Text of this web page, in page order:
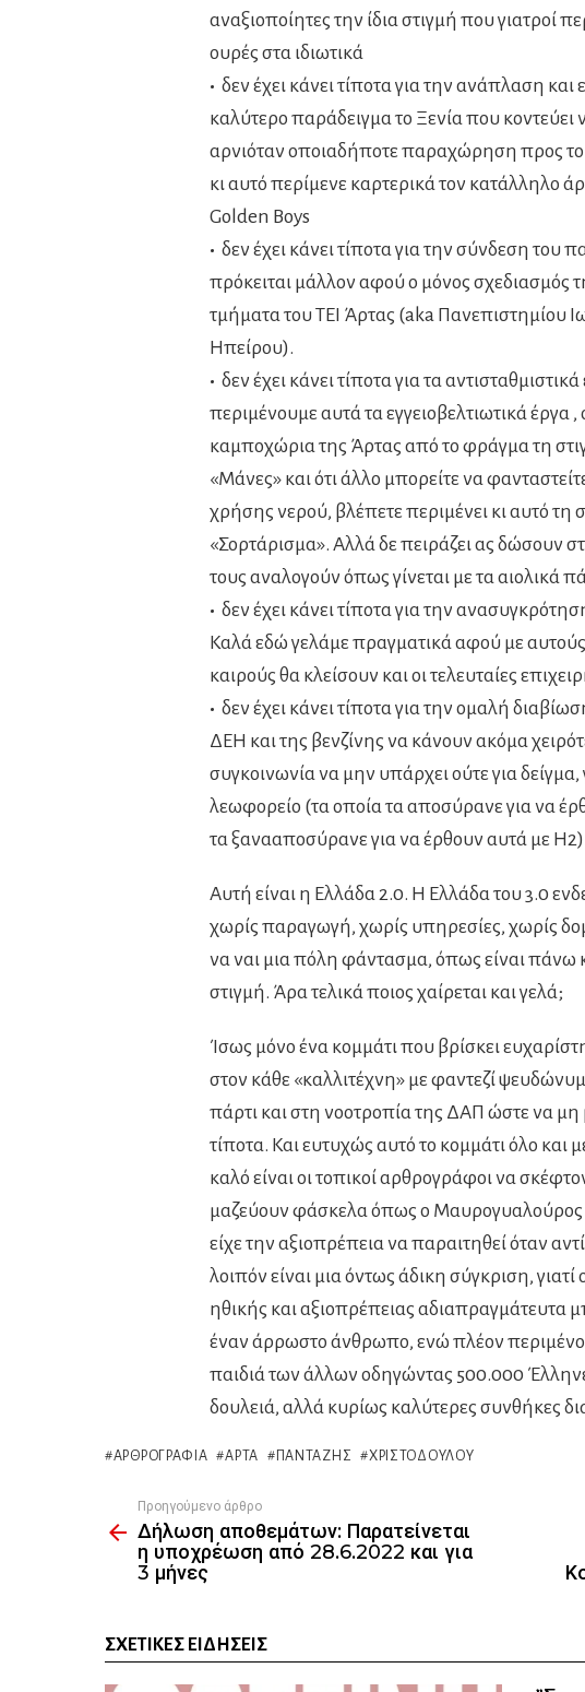
αναξιοποίητες την ίδια στιγμή που γιατροί
ουρές στα ιδιωτικά
• δεν έχει κάνει τίποτα για την ανάπλαση
καλύτερο παράδειγμα το Ξενία που
αρνιόταν οποιαδήποτε παραχώρηση προς
κι αυτό περίμενε καρτερικά τον κατάλληλο
Golden Boys
• δεν έχει κάνει τίποτα για την σύνδεση του
πρόκειται μάλλον αφού ο μόνος σχεδιασμός
τμήματα του ΤΕΙ Άρτας (aka Πανεπιστημίου
Ηπείρου).
• δεν έχει κάνει τίποτα για τα
περιμένουμε αυτά τα εγγειοβελτιωτικά έργα
καμποχώρια της Άρτας από το φράγμα τη
«Μάνες» και ότι άλλο μπορείτε να
χρήσης νερού, βλέπετε περιμένει κι αυτό τη
«Σορτάρισμα». Αλλά δε πειράζει ας δώσουν
τους αναλογούν όπως γίνεται με τα αιολικά
• δεν έχει κάνει τίποτα για την
Καλά εδώ γελάμε πραγματικά αφού με
καιρούς θα κλείσουν και οι τελευταίες
• δεν έχει κάνει τίποτα για την ομαλή
ΔΕΗ και της βενζίνης να κάνουν ακόμα
συγκοινωνία να μην υπάρχει ούτε για δείγμα,
λεωφορείο (τα οποία τα αποσύρανε για να
τα ξανααποσύρανε για να έρθουν αυτά με
Αυτή είναι η Ελλάδα 2.0. Η Ελλάδα του 3.0
χωρίς παραγωγή, χωρίς υπηρεσίες, χωρίς
να ναι μια πόλη φάντασμα, όπως είναι πάνω
στιγμή. Άρα τελικά ποιος χαίρεται και γελά;
Ίσως μόνο ένα κομμάτι που βρίσκει
στον κάθε «καλλιτέχνη» με φαντεζί
πάρτι και στη νοοτροπία της ΔΑΠ ώστε να
τίποτα. Και ευτυχώς αυτό το κομμάτι όλο
καλό είναι οι τοπικοί αρθρογράφοι να
μαζεύουν φάσκελα όπως ο Μαυρογυαλούρος
είχε την αξιοπρέπεια να παραιτηθεί όταν
λοιπόν είναι μια όντως άδικη σύγκριση,
ηθικής και αξιοπρέπειας αδιαπραγμάτευτα
έναν άρρωστο άνθρωπο, ενώ πλέον
παιδιά των άλλων οδηγώντας 500.000
δουλειά, αλλά κυρίως καλύτερες συνθήκες
ΑΡΘΡΟΓΡΑΦΊΑ ΆΡΤΑ ΠΑΝΤΑΖΉΣ ΧΡΙΣΤΟΔΟΎΛΟΥ
more
Προηγούμενο άρθρο
Δήλωση αποθεμάτων: Παρατείνεται
η υποχρέωση από 28.6.2022 και για
3 μήνες
ΣΧΕΤΙΚΈΣ ΕΙΔΉΣΕΙΣ